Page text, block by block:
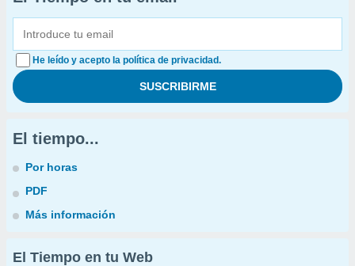
He leído y acepto la política de privacidad.
El tiempo...
Por horas
PDF
Más información
El Tiempo en tu Web